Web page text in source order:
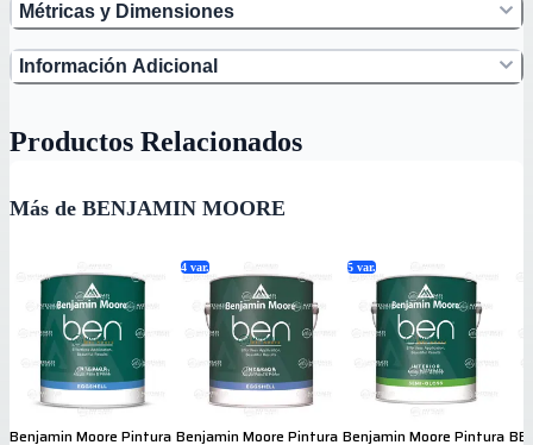
Métricas y Dimensiones
Información Adicional
Productos Relacionados
Más de BENJAMIN MOORE
Benjamin Moore Pintura
4 var.
Benjamin Moore Pintura
5 var.
Benjamin Moore Pintura